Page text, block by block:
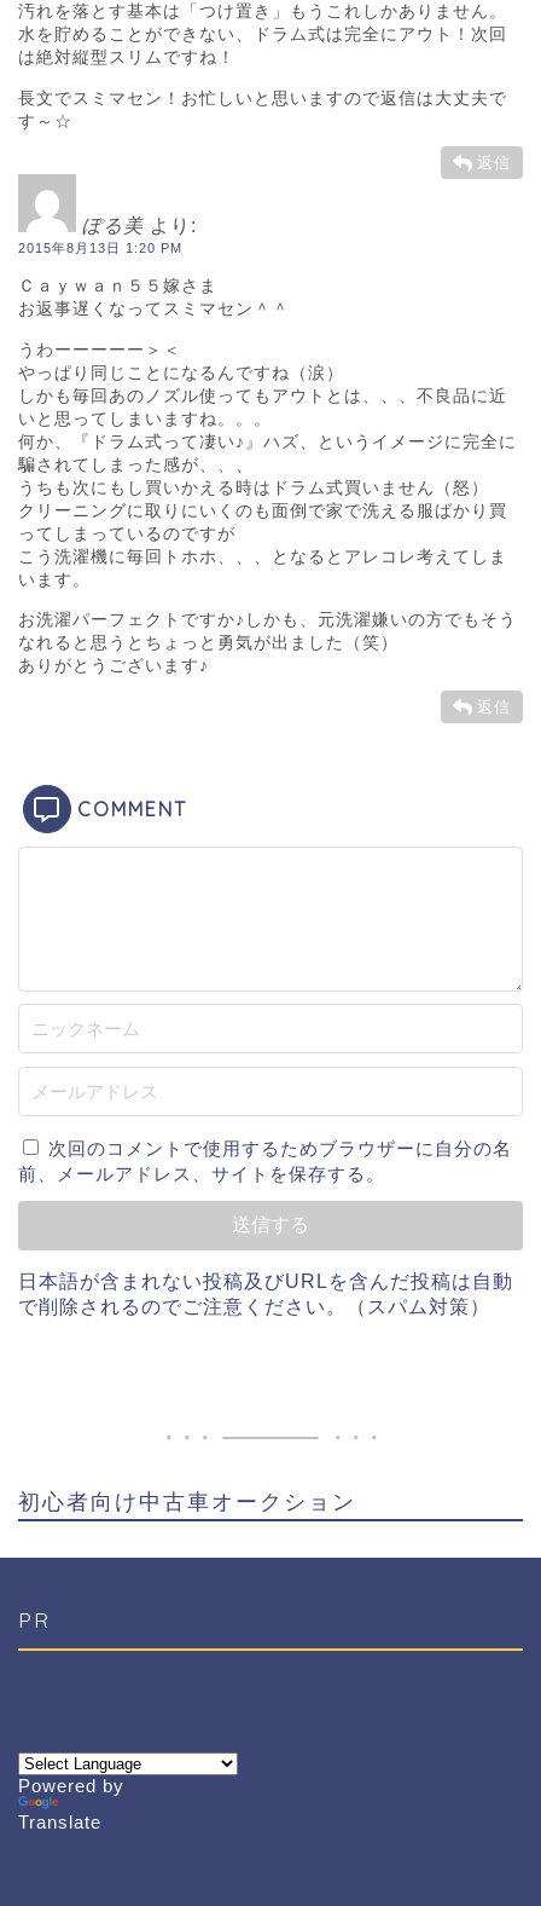
汚れを落とす基本は「つけ置き」もうこれしかありません。
水を貯めることができない、ドラム式は完全にアウト！次回
は絶対縦型スリムですね！
長文でスミマセン！お忙しいと思いますので返信は大丈夫で
す～☆
返信
ぽる美 より:
2015年8月13日 1:20 PM
Ｃａｙｗａｎ５５嫁さま
お返事遅くなってスミマセン＾＾
うわーーーーー＞＜
やっぱり同じことになるんですね（涙）
しかも毎回あのノズル使ってもアウトとは、、、不良品に近
いと思ってしまいますね。。。
何か、『ドラム式って凄い♪』ハズ、というイメージに完全に
騙されてしまった感が、、、
うちも次にもし買いかえる時はドラム式買いません（怒）
クリーニングに取りにいくのも面倒で家で洗える服ばかり買
ってしまっているのですが
こう洗濯機に毎回トホホ、、、となるとアレコレ考えてしま
います。
お洗濯パーフェクトですか♪しかも、元洗濯嫌いの方でもそう
なれると思うとちょっと勇気が出ました（笑）
ありがとうございます♪
返信
COMMENT
次回のコメントで使用するためブラウザーに自分の名
前、メールアドレス、サイトを保存する。
日本語が含まれない投稿及びURLを含んだ投稿は自動
で削除されるのでご注意ください。（スパム対策）
初心者向け中古車オークション
PR
Powered by
Translate